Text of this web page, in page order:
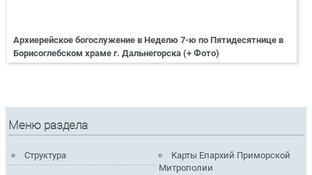
Архиерейское богослужение в Неделю 7-ю по Пятидесятнице в
Борисоглебском храме г. Дальнегорска (+ Фото)
Меню раздела
Структура
Карты Епархий Приморской
Митрополии